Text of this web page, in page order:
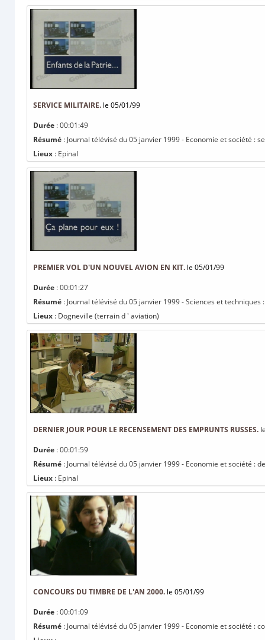
SERVICE MILITAIRE. le 05/01/99
Durée : 00:01:49
Résumé : Journal télévisé du 05 janvier 1999 - Economie et société :
Lieux : Epinal
PREMIER VOL D'UN NOUVEL AVION EN KIT. le 05/01/99
Durée : 00:01:27
Résumé : Journal télévisé du 05 janvier 1999 - Sciences et
Lieux : Dogneville (terrain d ' aviation)
DERNIER JOUR POUR LE RECENSEMENT DES EMPRUNTS RUSSES.
Durée : 00:01:59
Résumé : Journal télévisé du 05 janvier 1999 - Economie et société :
Lieux : Epinal
CONCOURS DU TIMBRE DE L'AN 2000. le 05/01/99
Durée : 00:01:09
Résumé : Journal télévisé du 05 janvier 1999 - Economie et société :